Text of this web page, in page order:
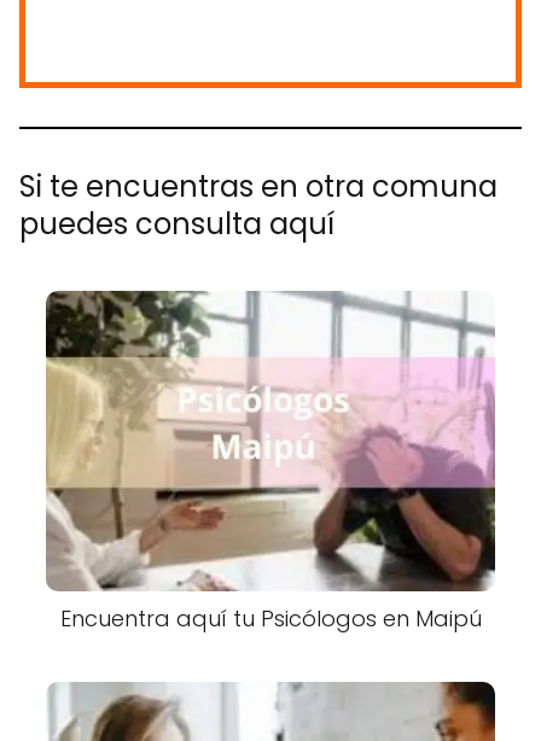
Si te encuentras en otra comuna
puedes consulta aquí
Encuentra aquí tu Psicólogos en Maipú